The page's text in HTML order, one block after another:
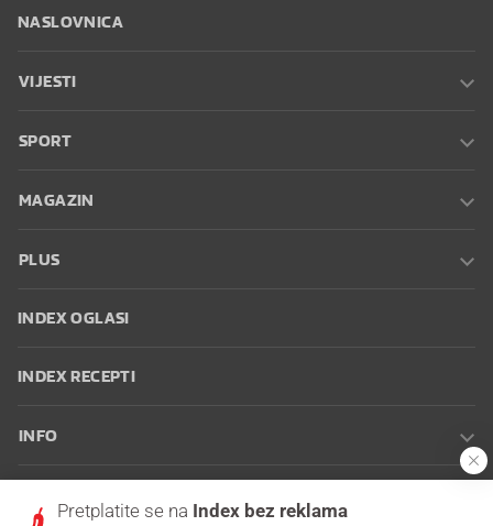
NASLOVNICA
VIJESTI
SPORT
MAGAZIN
PLUS
INDEX OGLASI
INDEX RECEPTI
INFO
korištenja
Postavke kolačića
Pretplatite se na Index bez reklama